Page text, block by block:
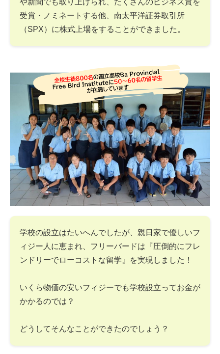
や新聞でも取り上げられ、たくさんのビジネス賞を
受賞・ノミネートする他、南太平洋証券取引所
（SPX）に株式上場をすることができました。
学校の設立はたいへんでしたが、親日家で優しいフ
ィジー人に恵まれ、フリーバードは『圧倒的にフレ
ンドリーでローコストな留学』を実現しました！
いくら物価の安いフィジーでも学校設立ってお金が
かかるのでは？
どうしてそんなことができたのでしょう？